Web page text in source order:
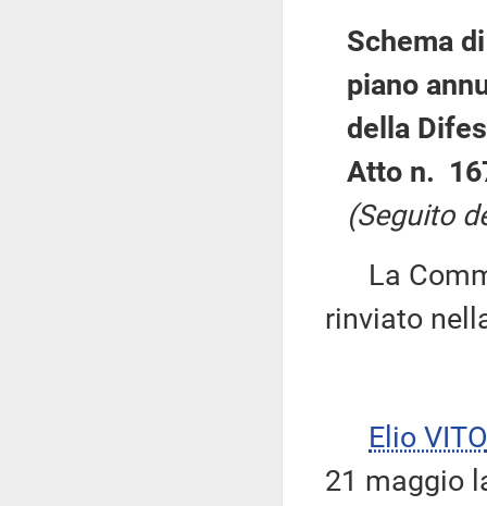
Schema
piano
della
Atto n.
(Seguito
La
rinviato
Elio VITO
21 maggio